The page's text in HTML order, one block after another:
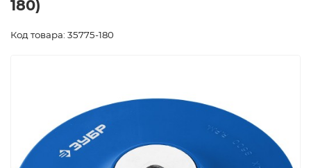
180)
Код товара: 35775-180